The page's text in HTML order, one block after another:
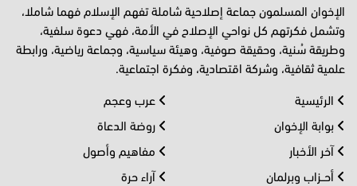
الإخوان المسلمون جماعة إصلاحية شاملة تفهم الإسلام فهما شاملا،
وتشمل فكرتهم كل نواحي الإصلاح في الأمة، فهي دعوة سلفية،
وطريقة سُنية، وحقيقة صوفية، وهيئة سياسية، وجماعة رياضية، ورابطة
علمية ثقافية، وشركة اقتصادية، وفكرة اجتماعية.
الرئيسية
بوابة الإخوان
آخر الأخبار
أحــزاب وبرلمان
عرب وعجم
روضة الدعاة
مفاهيم وأصول
آراء حرة